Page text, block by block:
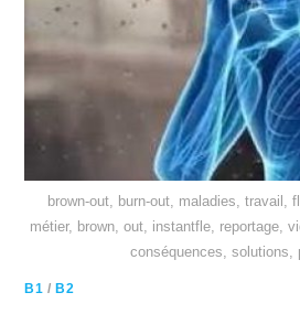
brown-out, burn-out, maladies, travail,
métier, brown, out, instantfle, reportage,
conséquences, solutions,
B1 /B2